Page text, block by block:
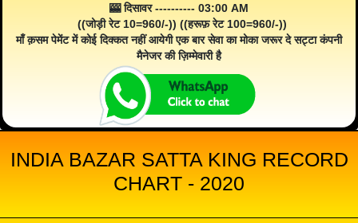
🎰 दिसावर ---------- 03:00 AM
((जोड़ी रेट 10=960/-)) ((हरूफ़ रेट 100=960/-))
माँ क़सम पेमेंट में कोई दिक्कत नहीं आयेगी एक बार सेवा का मोका जरूर दे सट्टा कंपनी
मैनेजर की ज़िम्मेवारी है
INDIA BAZAR SATTA KING RECORD
CHART - 2020